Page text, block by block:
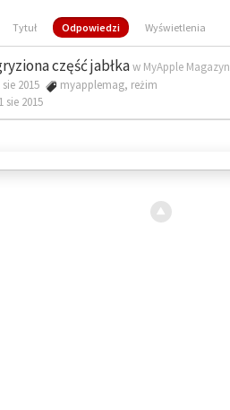
Tytuł Odpowiedzi Wyświetlenia
część jabłkaw MyApple Magazyn
2015
myapplemag, reżim
sie 2015